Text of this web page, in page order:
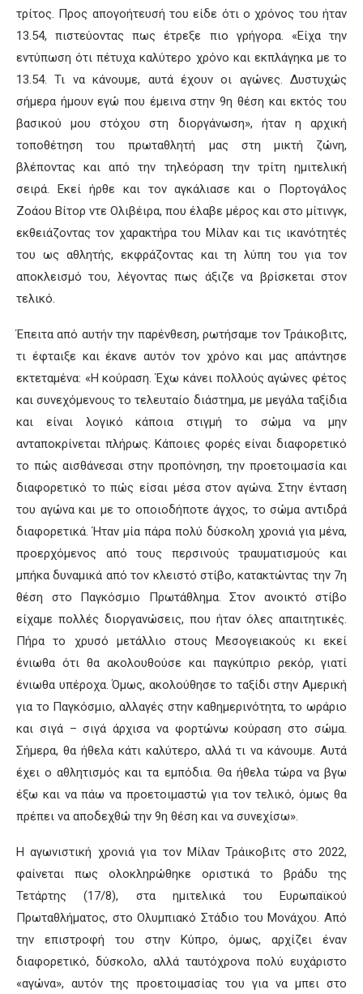
τρίτος. Προς απογοήτευσή του είδε ότι ο χρόνος του ήταν
13.54, πιστεύοντας πως έτρεξε πιο γρήγορα. «Είχα την
εντύπωση ότι πέτυχα καλύτερο χρόνο και εκπλάγηκα με το
13.54. Τι να κάνουμε, αυτά έχουν οι αγώνες. Δυστυχώς
σήμερα ήμουν εγώ που έμεινα στην 9η θέση και εκτός του
βασικού μου στόχου στη διοργάνωση», ήταν η αρχική
τοποθέτηση του πρωταθλητή μας στη μικτή ζώνη,
βλέποντας και από την τηλεόραση την τρίτη ημιτελική
σειρά. Εκεί ήρθε και τον αγκάλιασε και ο Πορτογάλος
Ζοάου Βίτορ ντε Ολιβέιρα, που έλαβε μέρος και στο μίτινγκ,
εκθειάζοντας τον χαρακτήρα του Μίλαν και τις ικανότητές
του ως αθλητής, εκφράζοντας και τη λύπη του για τον
αποκλεισμό του, λέγοντας πως άξιζε να βρίσκεται στον
τελικό.
Έπειτα από αυτήν την παρένθεση, ρωτήσαμε τον Τράικοβιτς,
τι έφταιξε και έκανε αυτόν τον χρόνο και μας απάντησε
εκτεταμένα: «Η κούραση. Έχω κάνει πολλούς αγώνες φέτος
και συνεχόμενους το τελευταίο διάστημα, με μεγάλα ταξίδια
και είναι λογικό κάποια στιγμή το σώμα να μην
ανταποκρίνεται πλήρως. Κάποιες φορές είναι διαφορετικό
το πώς αισθάνεσαι στην προπόνηση, την προετοιμασία και
διαφορετικό το πώς είσαι μέσα στον αγώνα. Στην ένταση
του αγώνα και με το οποιοδήποτε άγχος, το σώμα αντιδρά
διαφορετικά. Ήταν μία πάρα πολύ δύσκολη χρονιά για μένα,
προερχόμενος από τους περσινούς τραυματισμούς και
μπήκα δυναμικά από τον κλειστό στίβο, κατακτώντας την 7η
θέση στο Παγκόσμιο Πρωτάθλημα. Στον ανοικτό στίβο
είχαμε πολλές διοργανώσεις, που ήταν όλες απαιτητικές.
Πήρα το χρυσό μετάλλιο στους Μεσογειακούς κι εκεί
ένιωθα ότι θα ακολουθούσε και παγκύπριο ρεκόρ, γιατί
ένιωθα υπέροχα. Όμως, ακολούθησε το ταξίδι στην Αμερική
για το Παγκόσμιο, αλλαγές στην καθημερινότητα, το ωράριο
και σιγά – σιγά άρχισα να φορτώνω κούραση στο σώμα.
Σήμερα, θα ήθελα κάτι καλύτερο, αλλά τι να κάνουμε. Αυτά
έχει ο αθλητισμός και τα εμπόδια. Θα ήθελα τώρα να βγω
έξω και να πάω να προετοιμαστώ για τον τελικό, όμως θα
πρέπει να αποδεχθώ την 9η θέση και να συνεχίσω».
Η αγωνιστική χρονιά για τον Μίλαν Τράικοβιτς στο 2022,
φαίνεται πως ολοκληρώθηκε οριστικά το βράδυ της
Τετάρτης (17/8), στα ημιτελικά του Ευρωπαϊκού
Πρωταθλήματος, στο Ολυμπιακό Στάδιο του Μονάχου. Από
την επιστροφή του στην Κύπρο, όμως, αρχίζει έναν
διαφορετικό, δύσκολο, αλλά ταυτόχρονα πολύ ευχάριστο
«αγώνα», αυτόν της προετοιμασίας του για να μπει στο